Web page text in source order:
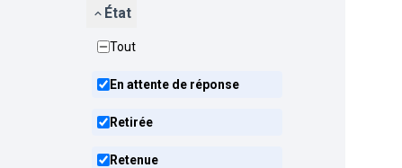
État
Tout
En attente de réponse
Retirée
Retenue